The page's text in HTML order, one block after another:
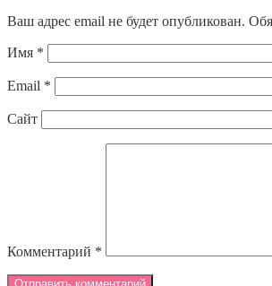
Ваш адрес email не будет опубликован.
Имя *
Email *
Сайт
Комментарий *